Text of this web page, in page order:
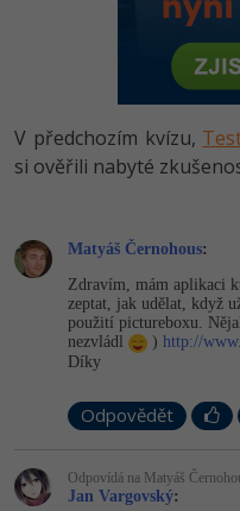
HTML5,
SQL a databáze
Testování a
Spring
Django
Best practices
JavaScript
Python
MySQL/
Vývojář
Specialista na
C# Game
Webdesigner
Tester
Systémový
Grafik / UX/UI
3D grafik
Projektový
Python -80%
JavaScript -80%
PHP
-80%
Swift
Kotlin -80%
-80%
VB.NET
SQL
V předchozím kvízu,
si ověřili nabyté
Matyáš Černohous:
Zdravím, mám aplikaci
zeptat, jak udělat, když
použití pictureboxu.
nezvládl
) http://
Díky
Odpovědět
Odpovídá na Matyáš
Jan Vargovský: